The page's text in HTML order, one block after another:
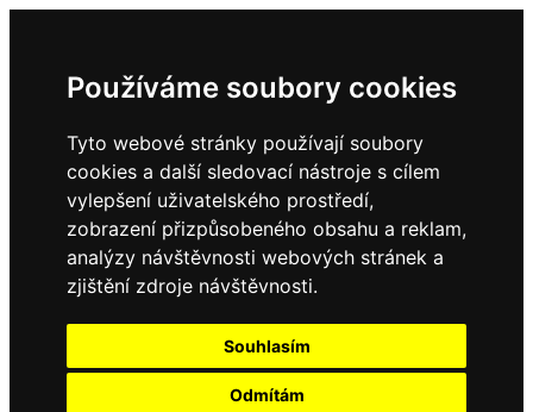
Používáme soubory cookies
Tyto webové stránky používají soubory
cookies a další sledovací nástroje s cílem
vylepšení uživatelského prostředí,
zobrazení přizpůsobeného obsahu a reklam,
analýzy návštěvnosti webových stránek a
zjištění zdroje návštěvnosti.
Souhlasím
Odmítám